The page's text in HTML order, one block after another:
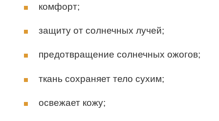
комфорт;
защиту от солнечных лучей;
предотвращение солнечных ожогов;
ткань сохраняет тело сухим;
освежает кожу;